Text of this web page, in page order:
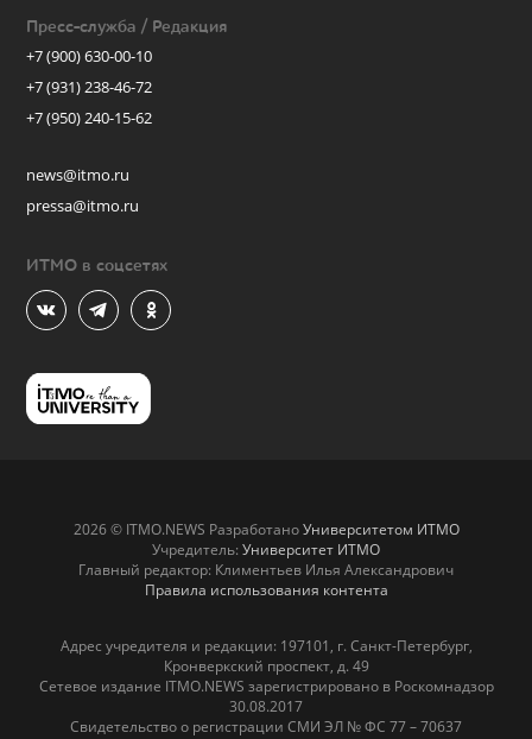
Пресс-служба / Редакция
+7 (900) 630-00-10
+7 (931) 238-46-72
+7 (950) 240-15-62
news@itmo.ru
pressa@itmo.ru
ИТМО в соцсетях
2026 © ITMO.NEWS РазработаноУниверситетом ИТМО
Учредитель: Университет ИТМО
Главный редактор: Климентьев Илья Александрович
Правила использования контента
Адрес учредителя и редакции: 197101, г. Санкт-Петербург,
Кронверкский проспект, д. 49
Сетевое издание ITMO.NEWS зарегистрировано в Роскомнадзор
30.08.2017
Свидетельство о регистрации СМИ ЭЛ № ФС 77 – 70637